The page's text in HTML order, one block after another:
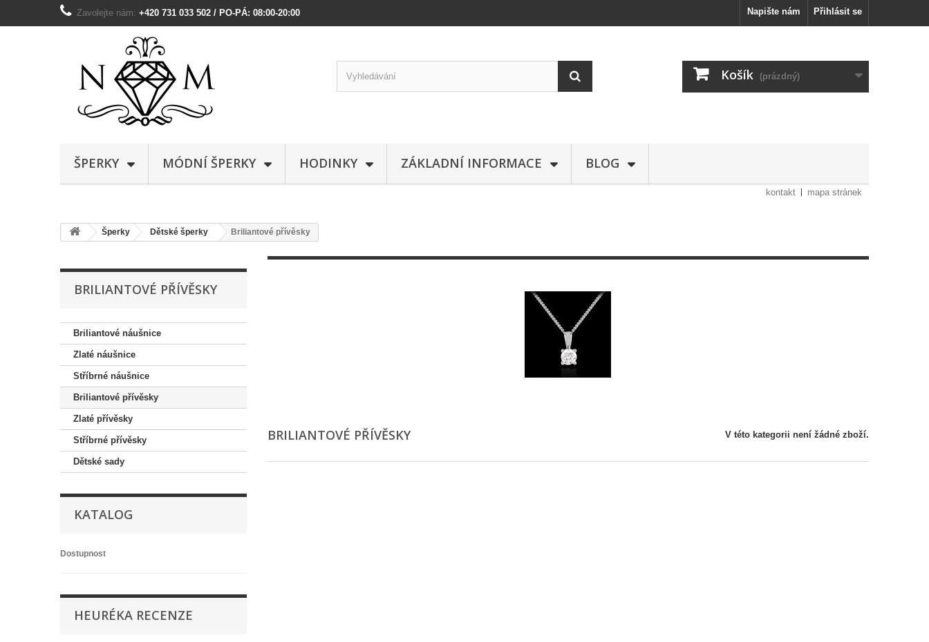
Přihlásit se
Napište nám
Zavolejte nám: +420 731 033 502 / PO-PÁ: 08:00-20:00
Košík (prázdný)
ŠPERKY MÓDNÍ ŠPERKY HODINKY ZÁKLADNÍ INFORMACE BLOG
kontakt mapa stránek
Šperky Dětské šperky Briliantové přívěsky
BRILIANTOVÉ PŘÍVĚSKY
Briliantové náušnice
Zlaté náušnice
Stříbrné náušnice
Briliantové přívěsky
Zlaté přívěsky
Stříbrné přívěsky
Dětské sady
KATALOG
Dostupnost
HEURÉKA RECENZE
BRILIANTOVÉ PŘÍVĚSKY V této kategorii není žádné zboží.